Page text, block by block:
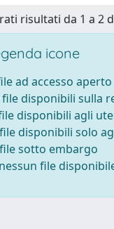
risultati da 1 a 2
icone
ad accesso aperto
file disponibili sulla
disponibili agli
file disponibili solo
file sotto embargo
nessun file